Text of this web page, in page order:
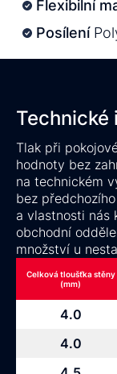
Flexibilní
Posílení
Technické
Tlak při
hodnoty bez
na technickém
bez
a vlastnosti nás
obchodní
množství u
Celková tloušťka stěny
(mm)
4.0
4.0